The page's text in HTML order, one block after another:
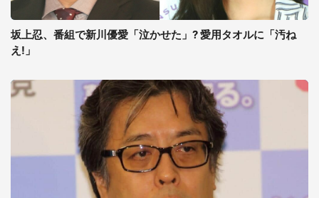
坂上忍、番組で新川優愛「泣かせた」? 愛用タオルに「汚ね
え!」